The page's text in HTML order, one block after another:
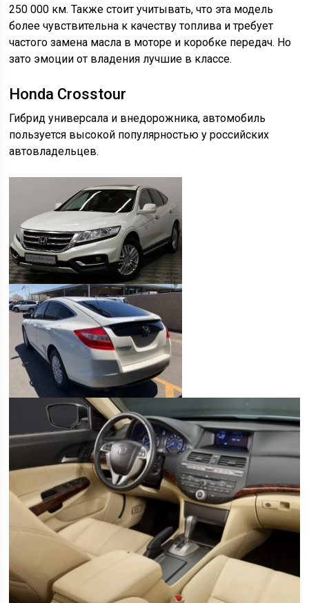
250 000 км. Также стоит учитывать, что эта модель
более чувствительна к качеству топлива и требует
частого замена масла в моторе и коробке передач. Но
зато эмоции от владения лучшие в классе.
Honda Crosstour
Гибрид универсала и внедорожника, автомобиль
пользуется высокой популярностью у российских
автовладельцев.